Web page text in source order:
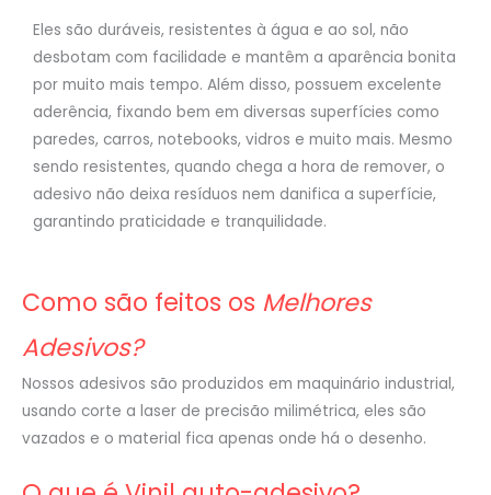
Eles são duráveis, resistentes à água e ao sol, não
desbotam com facilidade e mantêm a aparência bonita
por muito mais tempo. Além disso, possuem excelente
aderência, fixando bem em diversas superfícies como
paredes, carros, notebooks, vidros e muito mais. Mesmo
sendo resistentes, quando chega a hora de remover, o
adesivo não deixa resíduos nem danifica a superfície,
garantindo praticidade e tranquilidade.
Como são feitos os Melhores
Adesivos?
Nossos adesivos são produzidos em maquinário industrial,
usando corte a laser de precisão milimétrica, eles são
vazados e o material fica apenas onde há o desenho.